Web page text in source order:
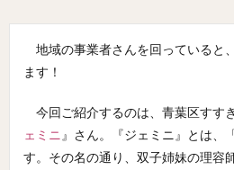
地域の事業者さんを回っていると
ます！
今回ご紹介するのは、青葉区すす
ェミニ 』さん。『ジェミニ』とは、
す。その名の通り、双子姉妹の理容